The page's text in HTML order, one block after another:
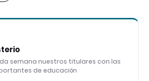
semana nuestros titulares con las
de educación